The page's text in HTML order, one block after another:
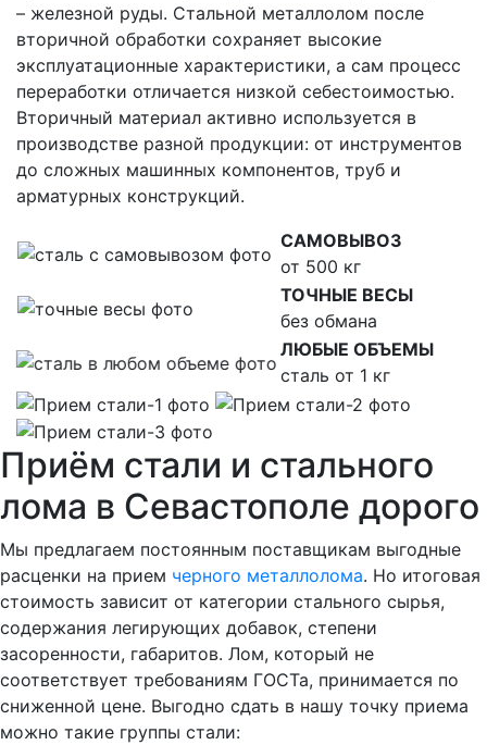
– железной руды. Стальной металлолом после
вторичной обработки сохраняет высокие
эксплуатационные характеристики, а сам процесс
переработки отличается низкой себестоимостью.
Вторичный материал активно используется в
производстве разной продукции: от инструментов
до сложных машинных компонентов, труб и
арматурных конструкций.
САМОВЫВОЗ
от 500 кг
ТОЧНЫЕ ВЕСЫ
без обмана
ЛЮБЫЕ ОБЪЕМЫ
сталь от 1 кг
Приём стали и стального
лома в Севастополе дорого
Мы предлагаем постоянным поставщикам выгодные
расценки на прием черного металлолома. Но итоговая
стоимость зависит от категории стального сырья,
содержания легирующих добавок, степени
засоренности, габаритов. Лом, который не
соответствует требованиям ГОСТа, принимается по
сниженной цене. Выгодно сдать в нашу точку приема
можно такие группы стали: